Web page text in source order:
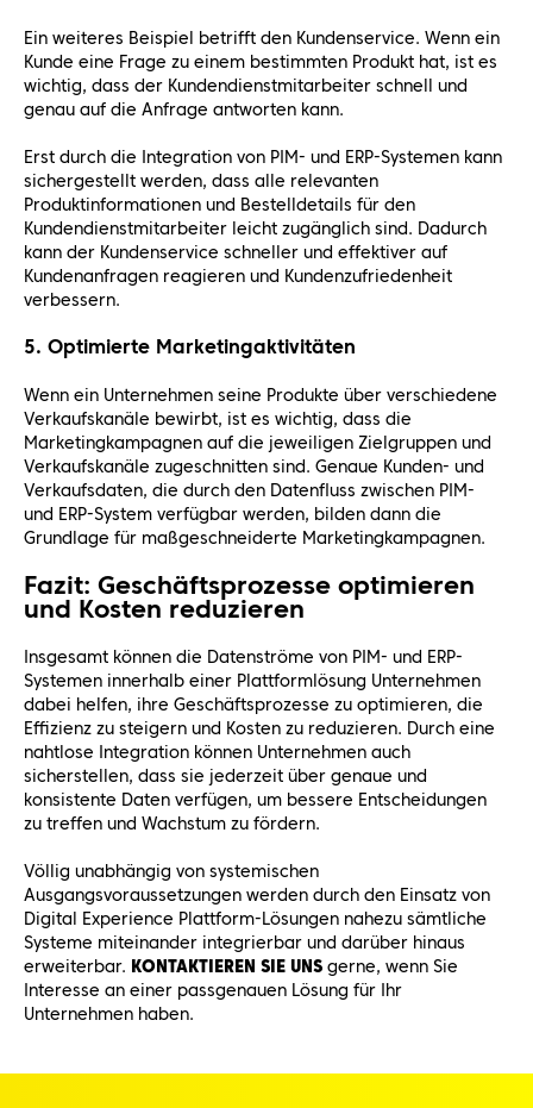
Ein weiteres Beispiel betrifft den Kundenservice. Wenn ein
Kunde eine Frage zu einem bestimmten Produkt hat, ist es
wichtig, dass der Kundendienstmitarbeiter schnell und
genau auf die Anfrage antworten kann.
Erst durch die Integration von PIM- und ERP-Systemen kann
sichergestellt werden, dass alle relevanten
Produktinformationen und Bestelldetails für den
Kundendienstmitarbeiter leicht zugänglich sind. Dadurch
kann der Kundenservice schneller und effektiver auf
Kundenanfragen reagieren und Kundenzufriedenheit
verbessern.
5. Optimierte Marketingaktivitäten
Wenn ein Unternehmen seine Produkte über verschiedene
Verkaufskanäle bewirbt, ist es wichtig, dass die
Marketingkampagnen auf die jeweiligen Zielgruppen und
Verkaufskanäle zugeschnitten sind. Genaue Kunden- und
Verkaufsdaten, die durch den Datenfluss zwischen PIM-
und ERP-System verfügbar werden, bilden dann die
Grundlage für maßgeschneiderte Marketingkampagnen.
Fazit: Geschäftsprozesse optimieren
und Kosten reduzieren
Insgesamt können die Datenströme von PIM- und ERP-
Systemen innerhalb einer Plattformlösung Unternehmen
dabei helfen, ihre Geschäftsprozesse zu optimieren, die
Effizienz zu steigern und Kosten zu reduzieren. Durch eine
nahtlose Integration können Unternehmen auch
sicherstellen, dass sie jederzeit über genaue und
konsistente Daten verfügen, um bessere Entscheidungen
zu treffen und Wachstum zu fördern.
Völlig unabhängig von systemischen
Ausgangsvoraussetzungen werden durch den Einsatz von
Digital Experience Plattform-Lösungen nahezu sämtliche
Systeme miteinander integrierbar und darüber hinaus
erweiterbar. KONTAKTIEREN SIE UNS gerne, wenn Sie
Interesse an einer passgenauen Lösung für Ihr
Unternehmen haben.